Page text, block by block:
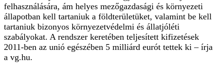
felhasználására, ám helyes mezőgazdasági és környezeti
állapotban kell tartaniuk a földterületüket, valamint be kell
tartaniuk bizonyos környezetvédelmi és állatjóléti
szabályokat. A rendszer keretében teljesített kifizetések
2011-ben az unió egészében 5 milliárd eurót tettek ki– írja
a vg.hu.